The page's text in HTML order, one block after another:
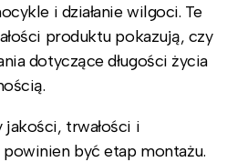
i działanie wilgoci. Te
produktu pokazują, czy
dotyczące długości życia
trwałości i
być etap montażu.